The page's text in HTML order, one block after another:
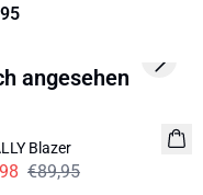
angesehen
| 50%
Blazer
€89,95
Next